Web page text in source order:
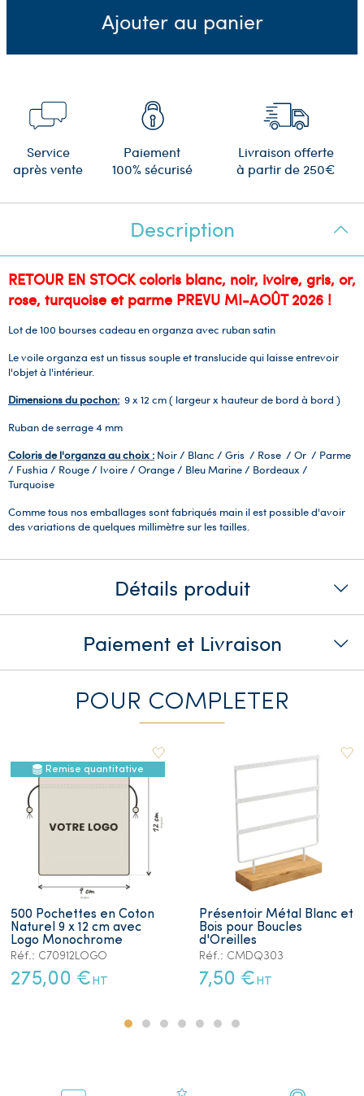
Ajouter au panier
Service
après vente
Paiement
100% sécurisé
Livraison offerte
à partir de 250€
Description
RETOUR EN STOCK coloris blanc, noir, ivoire, gris, or,
rose, turquoise et parme PREVU MI-AOÛT 2026 !
Lot de 100 bourses cadeau en organza avec ruban satin
Le voile organza est un tissus souple et translucide qui laisse entrevoir
l'objet à l'intérieur.
Dimensions du pochon: 9 x 12 cm ( largeur x hauteur de bord à bord )
Ruban de serrage 4 mm
Coloris de l'organza au choix : Noir / Blanc / Gris / Rose / Or / Parme
/ Fushia / Rouge / Ivoire / Orange / Bleu Marine / Bordeaux /
Turquoise
Comme tous nos emballages sont fabriqués main il est possible d'avoir
des variations de quelques millimètre sur les tailles.
Détails produit
Paiement et Livraison
POUR COMPLETER
Remise quantitative
500 Pochettes en Coton
Naturel 9 x 12 cm avec
Logo Monochrome
Réf.: C70912LOGO
275,00 € HT
Présentoir Métal Blanc et
Bois pour Boucles
d'Oreilles
Réf.: CMDQ303
7,50 € HT